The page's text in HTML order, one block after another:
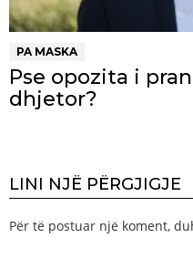
PA MASKA
Pse opozita i
dhjetor?
LINI NJË PËRGJIGJE
Për të postuar një koment,